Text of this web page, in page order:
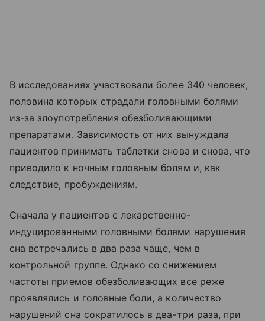
В исследованиях участвовали более 340 человек,
половина которых страдали головными болями
из-за злоупотребления обезболивающими
препаратами. Зависимость от них вынуждала
пациентов принимать таблетки снова и снова, что
приводило к ночным головным болям и, как
следствие, пробуждениям.
Сначала у пациентов с лекарственно-
индуцированными головными болями нарушения
сна встречались в два раза чаще, чем в
контрольной группе. Однако со снижением
частоты приемов обезболивающих все реже
проявлялись и головные боли, а количество
нарушений сна сократилось в два-три раза, при